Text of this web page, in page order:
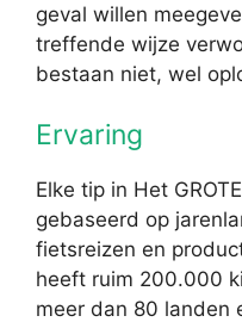
geval willen
treffende wijze
bestaan niet, wel
Ervaring
Elke tip in Het
gebaseerd op
fietsreizen en
heeft ruim 200.000
meer dan 80 landen